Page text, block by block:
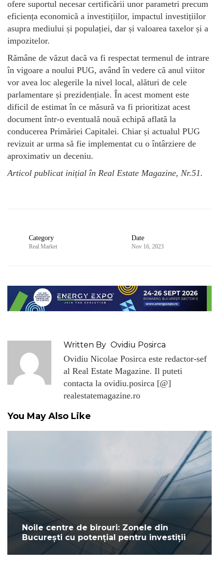
ofere suportul necesar certificării unor parametri precum
eficiența economică a investițiilor, impactul investițiilor
asupra mediului și populației, dar și valoarea taxelor și a
impozitelor.
Rămâne de văzut dacă va fi respectat termenul de intrare
în vigoare a noului PUG, având în vedere că anul viitor
vor avea loc alegerile la nivel local, alături de cele
parlamentare și prezidențiale. În acest moment este
dificil de estimat în ce măsură va fi prioritizat acest
document într-o eventuală nouă echipă aflată la
conducerea Primăriei Capitalei. Chiar și actualul PUG
revizuit ar urma să fie implementat cu o întârziere de
aproximativ un deceniu.
Articol publicat inițial în Real Estate Magazine, Nr.51.
Category
Real Market
Date
Nov 16, 2023
Written By Ovidiu Posirca
Ovidiu Nicolae Posirca este redactor-sef
al Real Estate Magazine. Il puteti
contacta la ovidiu.posirca [@]
realestatemagazine.ro
You May Also Like
Noile centre de birouri: Zonele din
București cu potențial pentru investiții